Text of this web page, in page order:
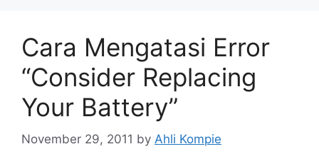
Cara Mengatasi Error
“Consider Replacing
Your Battery”
November 29, 2011 by Ahli Kompie